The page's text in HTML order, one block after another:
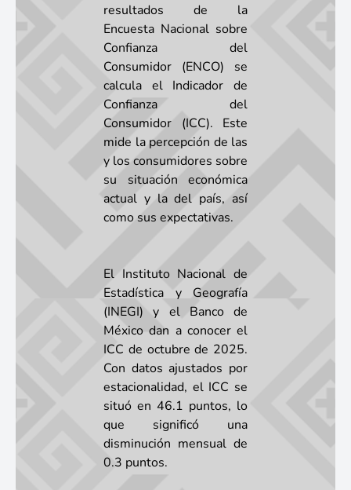
resultados de la
Encuesta Nacional sobre
Confianza del
Consumidor (ENCO) se
calcula el Indicador de
Confianza del
Consumidor (ICC). Este
mide la percepción de las
y los consumidores sobre
su situación económica
actual y la del país, así
como sus expectativas.
El Instituto Nacional de
Estadística y Geografía
(INEGI) y el Banco de
México dan a conocer el
ICC de octubre de 2025.
Con datos ajustados por
estacionalidad, el ICC se
situó en 46.1 puntos, lo
que significó una
disminución mensual de
0.3 puntos.